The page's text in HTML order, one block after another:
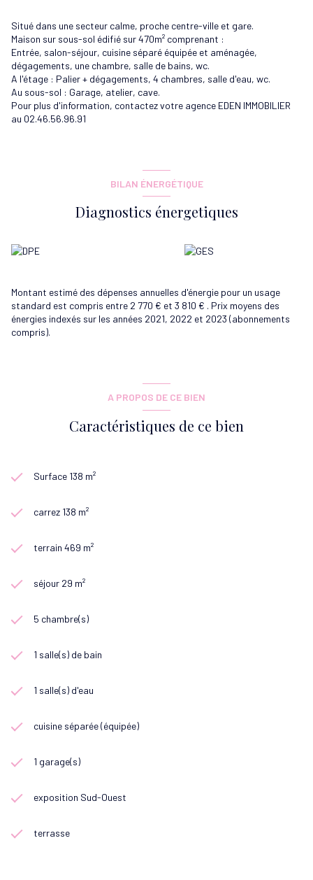
Situé dans une secteur calme, proche centre-ville et gare.
Maison sur sous-sol édifié sur 470m² comprenant :
Entrée, salon-séjour, cuisine séparé équipée et aménagée,
dégagements, une chambre, salle de bains, wc.
A l'étage : Palier + dégagements, 4 chambres, salle d'eau, wc.
Au sous-sol : Garage, atelier, cave.
Pour plus d'information, contactez votre agence EDEN IMMOBILIER
au 02.46.56.96.91
BILAN ÉNERGÉTIQUE
Diagnostics énergetiques
Montant estimé des dépenses annuelles d'énergie pour un usage
standard est compris entre 2 770 € et 3 810 € . Prix moyens des
énergies indexés sur les années 2021, 2022 et 2023 (abonnements
compris).
A PROPOS DE CE BIEN
Caractéristiques de ce bien
Surface 138 m²
carrez 138 m²
terrain 469 m²
séjour 29 m²
5 chambre(s)
1 salle(s) de bain
1 salle(s) d'eau
cuisine séparée (équipée)
1 garage(s)
exposition Sud-Ouest
terrasse